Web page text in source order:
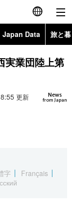
English
简体字
Русский
Japan Data 旅と
Topics
業団陸上第
News
from Japan
更新
字
Français